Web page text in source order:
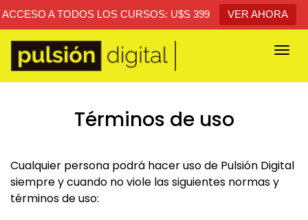
ACCESO A TODOS LOS CURSOS: U$S 399 VER AHORA
Términos de uso
Cualquier persona podrá hacer uso de Pulsión Digital
siempre y cuando no viole las siguientes normas y
términos de uso: